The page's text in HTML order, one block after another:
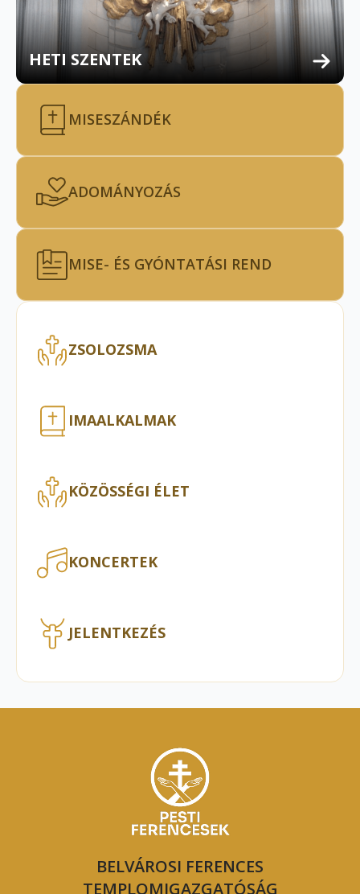
HETI SZENTEK
MISESZÁNDÉK
ADOMÁNYOZÁS
MISE- ÉS GYÓNTATÁSI REND
ZSOLOZSMA
IMAALKALMAK
KÖZÖSSÉGI ÉLET
KONCERTEK
JELENTKEZÉS
BELVÁROSI FERENCES
TEMPLOMIGAZGATÓSÁG